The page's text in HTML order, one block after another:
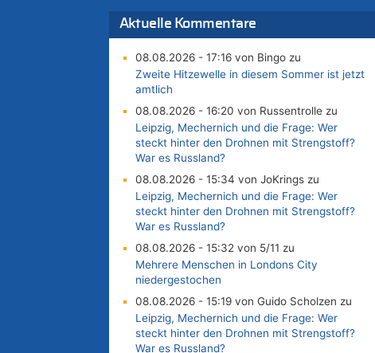
Aktuelle Kommentare
08.08.2026 - 17:16 von Bingo zu
Zweite Hitzewelle in diesem Sommer ist jetzt
amtlich
08.08.2026 - 16:20 von Russentrolle zu
Leipzig, Mechernich und die Frage: Wer
steckt hinter den Drohnen mit Strengstoff?
War es Russland?
08.08.2026 - 15:34 von JoKrings zu
Leipzig, Mechernich und die Frage: Wer
steckt hinter den Drohnen mit Strengstoff?
War es Russland?
08.08.2026 - 15:32 von 5/11 zu
Mehrere Menschen in Londons City
niedergestochen
08.08.2026 - 15:19 von Guido Scholzen zu
Leipzig, Mechernich und die Frage: Wer
steckt hinter den Drohnen mit Strengstoff?
War es Russland?